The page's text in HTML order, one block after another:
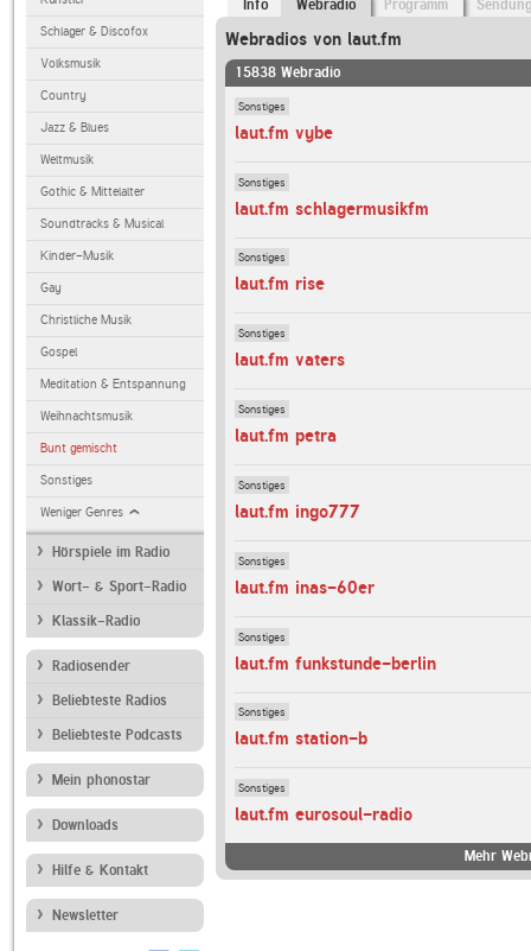
Schlager & Discofox
Volksmusik
Country
Jazz & Blues
Weltmusik
Gothic & Mittelalter
Soundtracks & Musical
Kinder-Musik
Gay
Christliche Musik
Gospel
Meditation & Entspannung
Weihnachtsmusik
Bunt gemischt
Sonstiges
Weniger Genres
Hörspiele im Radio
Wort- & Sport-Radio
Klassik-Radio
Radiosender
Beliebteste Radios
Beliebteste Podcasts
Mein phonostar
Downloads
Hilfe & Kontakt
Newsletter
Info Webradio Programm
Webradios von laut.fm
15838 Webradio
Sonstiges
laut.fm vybe
Sonstiges
laut.fm schlagermusikfm
Sonstiges
laut.fm rise
Sonstiges
laut.fm vaters
Sonstiges
laut.fm petra
Sonstiges
laut.fm ingo777
Sonstiges
laut.fm inas-60er
Sonstiges
laut.fm funkstunde-berlin
Sonstiges
laut.fm station-b
Sonstiges
laut.fm eurosoul-radio
Mehr